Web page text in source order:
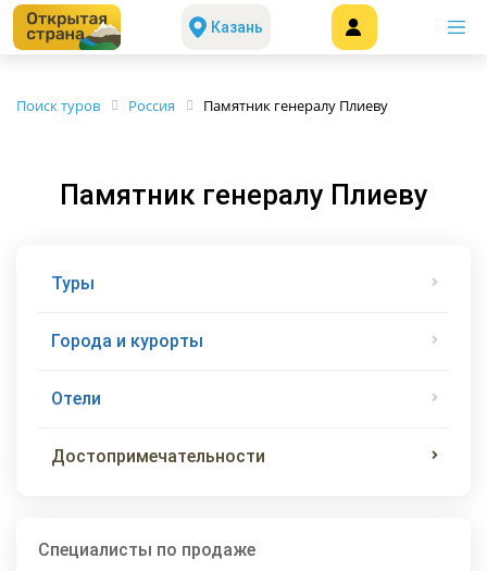
Казань
Поиск туров Россия Памятник генералу Плиеву
Памятник генералу Плиеву
Туры
Города и курорты
Отели
Достопримечательности
Специалисты по продаже